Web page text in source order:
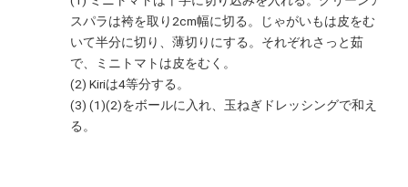
スパラは袴を取り2cm幅に切る。じゃがいもは皮をむ
いて半分に切り、薄切りにする。それぞれさっと茹
で、ミニトマトは皮をむく。
(2) Kiriは4等分する。
(3) (1)(2)をボールに入れ、玉ねぎドレッシングで和え
る。